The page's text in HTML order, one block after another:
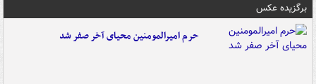
برگزیده عکس
حرم امیرالمومنین محیای آخر صفر شد